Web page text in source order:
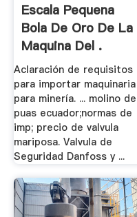
Escala Pequena
Bola De Oro De La
Maquina Del .
Aclaración de requisitos
para importar maquinaria
para minería. ... molino de
puas ecuador;normas de
imp; precio de valvula
mariposa. Valvula de
Seguridad Danfoss y ...